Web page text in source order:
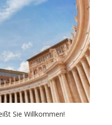
Sie Willkommen!